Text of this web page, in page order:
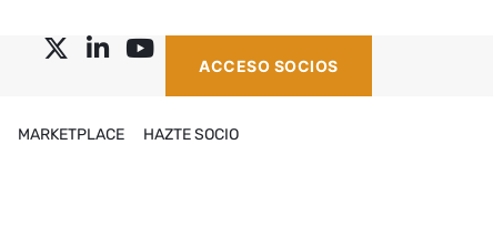
ACCESO SOCIOS
MARKETPLACE HAZTE SOCIO